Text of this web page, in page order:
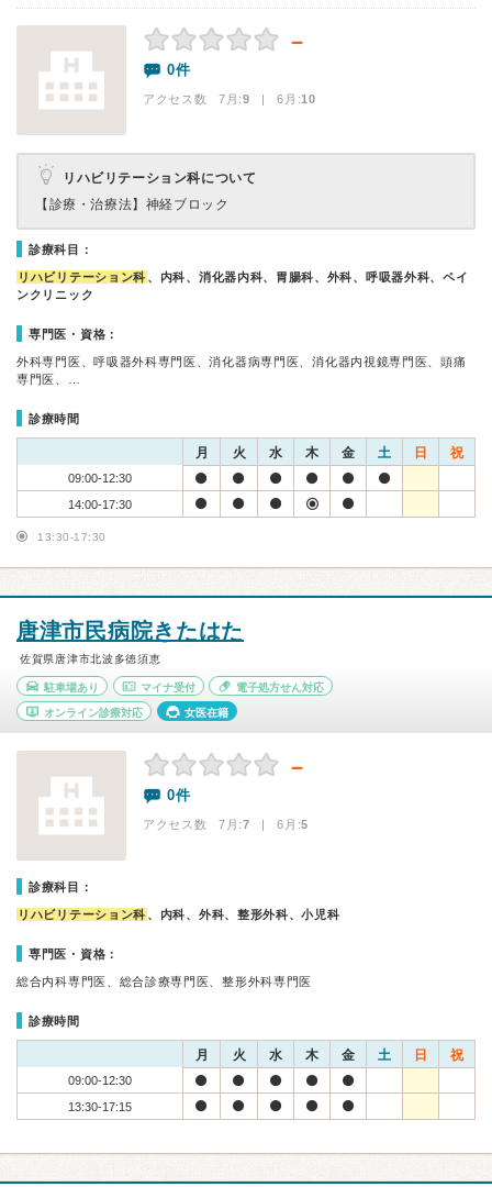
－
0件
アクセス数 7月:9 | 6月:10
リハビリテーション科について
【診療・治療法】 神経ブロック
診療科目：
リハビリテーション科 、内科、消化器内科、胃腸科、外科、呼吸器外科、ペイ
ンクリニック
専門医・資格：
外科専門医、呼吸器外科専門医、消化器病専門医、消化器内視鏡専門医、頭痛
専門医、…
診療時間
月 火 水 木 金 土 日 祝
09:00-12:30
14:00-17:30
13:30-17:30
唐津市民病院きたはた
佐賀県唐津市北波多徳須恵
駐車場あり マイナ受付 電子処方せん対応
オンライン診療対応 女医在籍
－
0件
アクセス数 7月:7 | 6月:5
診療科目：
リハビリテーション科 、内科、外科、整形外科、小児科
専門医・資格：
総合内科専門医、総合診療専門医、整形外科専門医
診療時間
月 火 水 木 金 土 日 祝
09:00-12:30
13:30-17:15